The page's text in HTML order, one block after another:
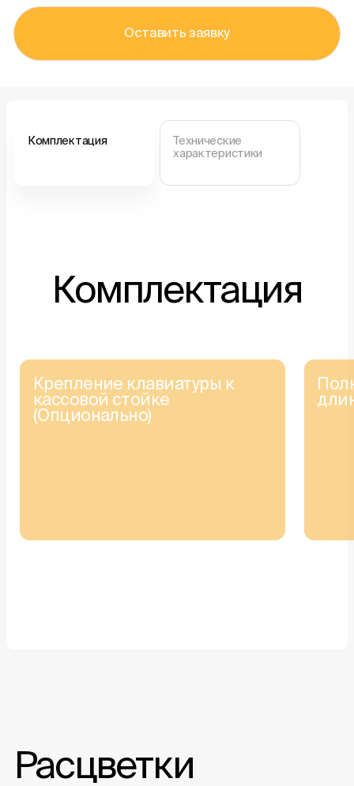
Оставить заявку
Комплектация
Технические
характеристики
Комплектация
Крепление клавиатуры к
кассовой стойке
(Опционально)
Расцветки